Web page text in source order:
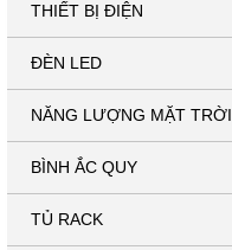
THIẾT BỊ ĐIỆN
ĐÈN LED
NĂNG LƯỢNG MẶT TRỜI
BÌNH ẮC QUY
TỦ RACK